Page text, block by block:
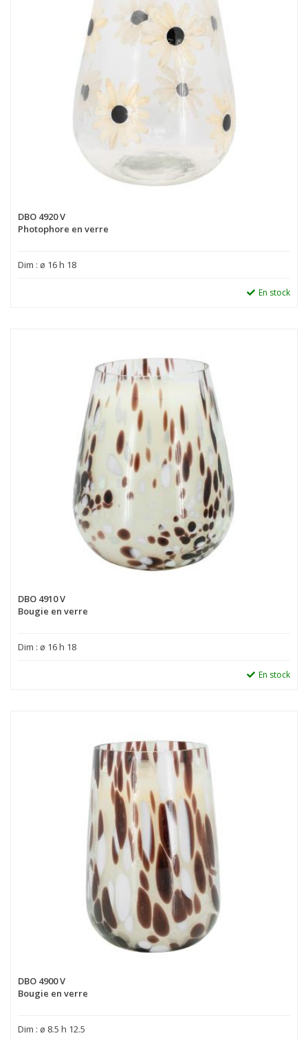
DBO 4920 V
Photophore en verre
Dim : ø 16 h 18
En stock
DBO 4910 V
Bougie en verre
Dim : ø 16 h 18
En stock
DBO 4900 V
Bougie en verre
Dim : ø 8.5 h 12.5